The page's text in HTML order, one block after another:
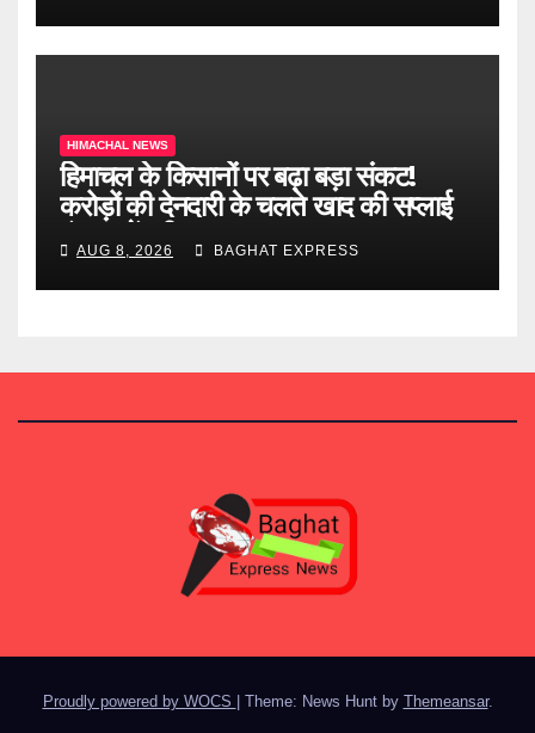
HIMACHAL NEWS
हिमाचल के किसानों पर बढ़ा बड़ा संकट!
करोड़ों की देनदारी के चलते खाद की सप्लाई
बंद, जानें पूरी खबर
AUG 8, 2026 BAGHAT EXPRESS
Proudly powered by WOCS | Theme: News Hunt by Themeansar.